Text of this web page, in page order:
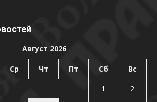
Август 2026
Ср Чт Пт Сб Вс
1
2